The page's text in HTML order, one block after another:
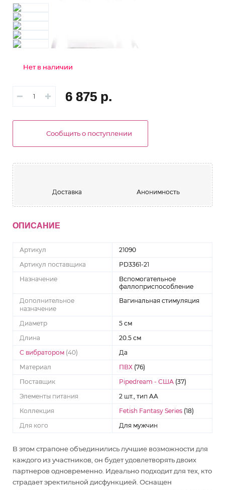
Нет в наличии
6 875 р.
Сообщить о поступлении
Доставка Анонимность
ОПИСАНИЕ
Артикул
21090
Артикул поставщика
PD3361-21
Назначение
Вспомогательное
фаллоприспособление
Дополнительное
назначение
Вагинальная стимуляция
Диаметр
5 см
Длина
20.5 см
С вибратором (40)
Да
Материал
ПВХ (76)
Поставщик
Pipedream - США (37)
Элементы питания
2 шт., тип AA
Коллекция
Fetish Fantasy Series (18)
Для кого
Для мужчин
В этом страпоне объединились лучшие возможности для
каждого из участников, он будет удовлетворять двоих
партнеров одновременно. Идеально подходит для тех, кто
страдает эректильной дисфункцией. Оснащен